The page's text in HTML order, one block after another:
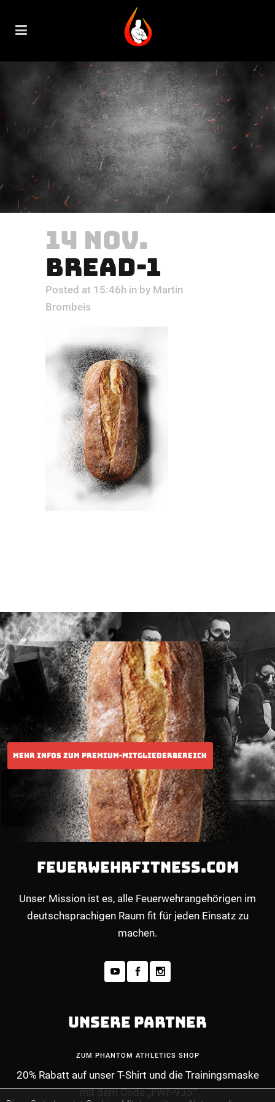
14 NOV.
BREAD-1
Posted at 15:46h in by Martin
Brombeis
FEUERWEHRFITNESS.COM
Unser Mission ist es, alle Feuerwehrangehörigen im
deutschsprachigen Raum fit für jeden Einsatz zu
machen.
UNSERE PARTNER
ZUM PHANTOM ATHLETICS SHOP
20% Rabatt auf unser T-Shirt und die Trainingsmaske
mit dem Code „FWF-935“